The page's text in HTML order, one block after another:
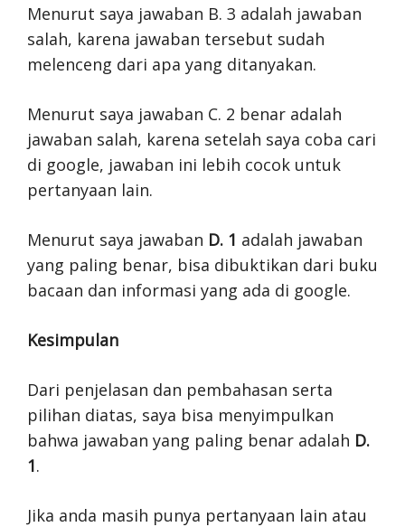
Menurut saya jawaban B. 3 adalah jawaban
salah, karena jawaban tersebut sudah
melenceng dari apa yang ditanyakan.
Menurut saya jawaban C. 2 benar adalah
jawaban salah, karena setelah saya coba cari
di google, jawaban ini lebih cocok untuk
pertanyaan lain.
Menurut saya jawaban D. 1 adalah jawaban
yang paling benar, bisa dibuktikan dari buku
bacaan dan informasi yang ada di google.
Kesimpulan
Dari penjelasan dan pembahasan serta
pilihan diatas, saya bisa menyimpulkan
bahwa jawaban yang paling benar adalah D.
1.
Jika anda masih punya pertanyaan lain atau